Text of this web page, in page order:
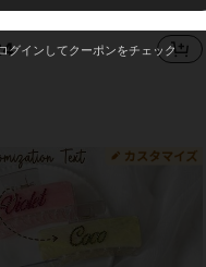
グインしてクーポンをチェック